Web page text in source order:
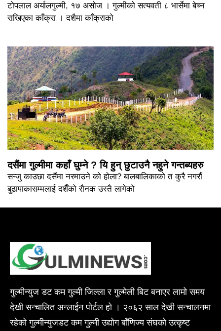
टोपलाल अर्यालगुल्मी, १७ असोज । गुल्मीको सत्यवती ८ भार्सेमा बेच्न
राखिएका काँक्रा । दशैमा काँक्राको
दसैंमा गुल्मीमा कहाँ घुम्ने ? यि हुन् छुटाउनै नहुने गन्तब्यहरु
सन्जु काउछा दसैंमा नरमाउने को होला? बालबालिकाको त कुरै नगरौं
बुढापाकासम्मलाई दशैँको रौनक उस्तै लागेको
गुल्मीन्युज डट कम गुल्मी जिल्ला र गुल्मेली बिट बनाएर लामो समय
देखी सन्चालित अन्लाईन पोर्टल हो । २०६२ साल देखी सन्चालनमा
रहेको गुल्मीन्युजडट कम गुल्मी उद्योग बाँणिज्य संघको उत्कृष्ट